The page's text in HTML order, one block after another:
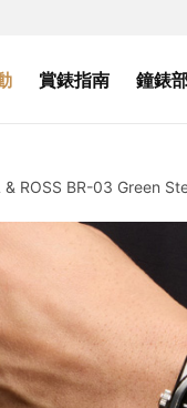
賞錶指南 鐘錶
& ROSS BR-03 Green